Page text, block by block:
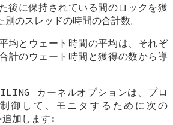
後に保持されている間のロックを獲
のスレッドの時間の合計数。
均とウェート時間の平均は、それぞ
計のウェート時間と獲得の数から導
カーネルオプションは、プロ
御して、モニタするために次の
追加します: